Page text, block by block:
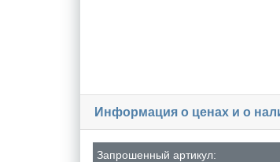
Информация о ценах и о
Запрошенный артикул: